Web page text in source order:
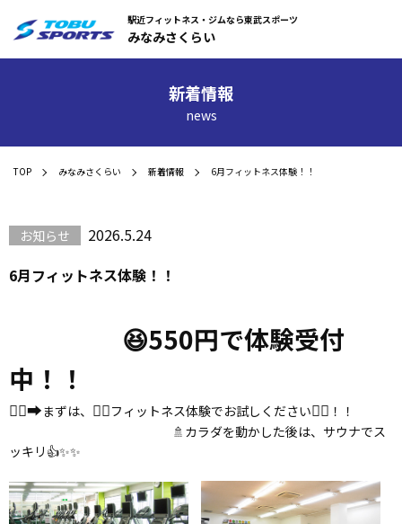
駅近フィットネス・ジムなら東武スポーツ
みなみさくらい
新着情報
news
TOP みなみさくらい 新着情報 6月フィットネス体験！！
お知らせ
2026.5.24
6月フィットネス体験！！
😆550円で体験受付
中！！
🏃‍♀️‍➡️まずは、 🏋️‍♂️フィットネス体験でお試しください🏊‍♀️ ！！
🚿カラダを動かした後は、サウナでス
ッキリ👍✨✨